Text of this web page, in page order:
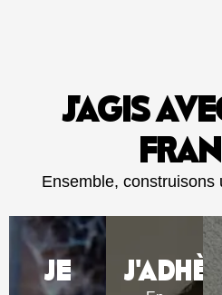
J'AGIS
Ensemble, construisons
JE